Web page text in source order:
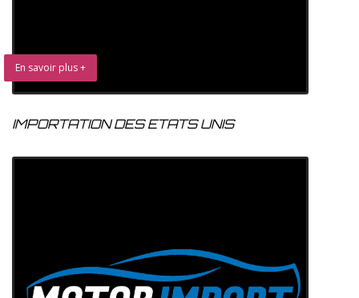
En savoir plus +
IMPORTATION DES ETATS UNIS